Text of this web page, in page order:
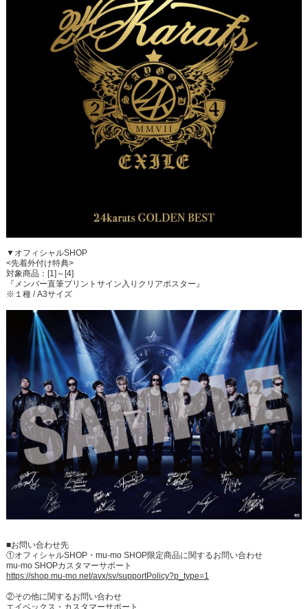
▼オフィシャルSHOP
<先着外付け特典>
対象商品：[1]～[4]
『メンバー直筆プリントサイン入りクリアポスター』
※１種 / A3サイズ
■お問い合わせ先
①オフィシャルSHOP・mu-mo SHOP限定商品に関するお問い合わせ
mu-mo SHOPカスタマーサポート
https://shop.mu-mo.net/avx/sv/supportPolicy?p_type=1
②その他に関するお問い合わせ